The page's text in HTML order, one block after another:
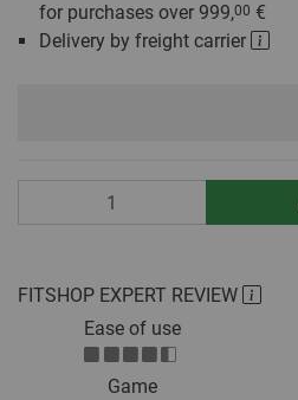
for purchases over 999,00 €
Delivery by freight carrier
FITSHOP EXPERT REVIEW
Ease of use
Game